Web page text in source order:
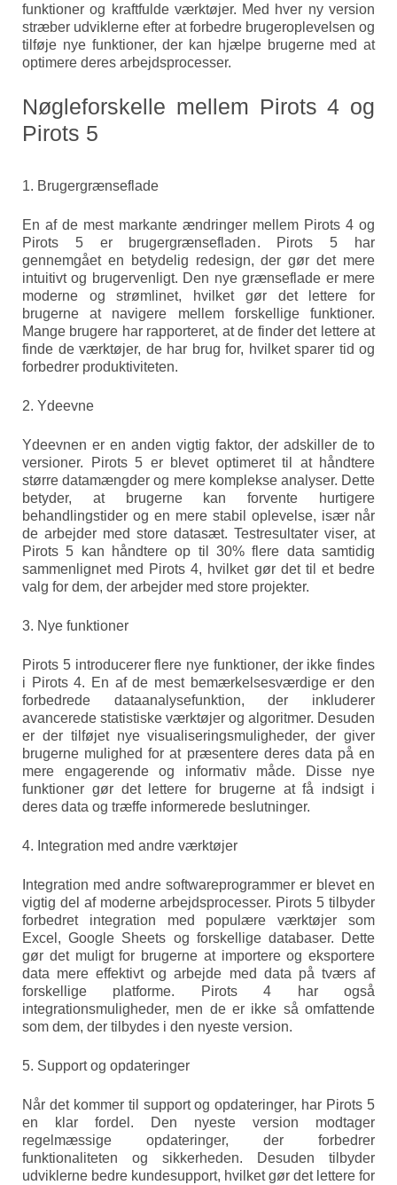
funktioner og kraftfulde værktøjer. Med hver ny version
stræber udviklerne efter at forbedre brugeroplevelsen og
tilføje nye funktioner, der kan hjælpe brugerne med at
optimere deres arbejdsprocesser.
Nøgleforskelle mellem Pirots 4 og
Pirots 5
1. Brugergrænseflade
En af de mest markante ændringer mellem Pirots 4 og
Pirots 5 er brugergrænsefladen. Pirots 5 har
gennemgået en betydelig redesign, der gør det mere
intuitivt og brugervenligt. Den nye grænseflade er mere
moderne og strømlinet, hvilket gør det lettere for
brugerne at navigere mellem forskellige funktioner.
Mange brugere har rapporteret, at de finder det lettere at
finde de værktøjer, de har brug for, hvilket sparer tid og
forbedrer produktiviteten.
2. Ydeevne
Ydeevnen er en anden vigtig faktor, der adskiller de to
versioner. Pirots 5 er blevet optimeret til at håndtere
større datamængder og mere komplekse analyser. Dette
betyder, at brugerne kan forvente hurtigere
behandlingstider og en mere stabil oplevelse, især når
de arbejder med store datasæt. Testresultater viser, at
Pirots 5 kan håndtere op til 30% flere data samtidig
sammenlignet med Pirots 4, hvilket gør det til et bedre
valg for dem, der arbejder med store projekter.
3. Nye funktioner
Pirots 5 introducerer flere nye funktioner, der ikke findes
i Pirots 4. En af de mest bemærkelsesværdige er den
forbedrede dataanalysefunktion, der inkluderer
avancerede statistiske værktøjer og algoritmer. Desuden
er der tilføjet nye visualiseringsmuligheder, der giver
brugerne mulighed for at præsentere deres data på en
mere engagerende og informativ måde. Disse nye
funktioner gør det lettere for brugerne at få indsigt i
deres data og træffe informerede beslutninger.
4. Integration med andre værktøjer
Integration med andre softwareprogrammer er blevet en
vigtig del af moderne arbejdsprocesser. Pirots 5 tilbyder
forbedret integration med populære værktøjer som
Excel, Google Sheets og forskellige databaser. Dette
gør det muligt for brugerne at importere og eksportere
data mere effektivt og arbejde med data på tværs af
forskellige platforme. Pirots 4 har også
integrationsmuligheder, men de er ikke så omfattende
som dem, der tilbydes i den nyeste version.
5. Support og opdateringer
Når det kommer til support og opdateringer, har Pirots 5
en klar fordel. Den nyeste version modtager
regelmæssige opdateringer, der forbedrer
funktionaliteten og sikkerheden. Desuden tilbyder
udviklerne bedre kundesupport, hvilket gør det lettere for